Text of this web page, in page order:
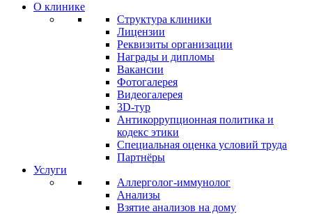
О клинике
Структура клиники
Лицензии
Реквизиты организации
Награды и дипломы
Вакансии
Фотогалерея
Видеогалерея
3D-тур
Антикоррупционная политика и
кодекс этики
Специальная оценка условий труда
Партнёры
Услуги
Аллерголог-иммунолог
Анализы
Взятие анализов на дому